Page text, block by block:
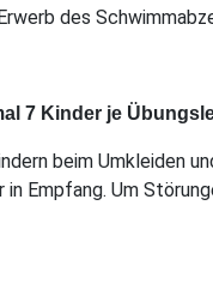
des
7 Kinder je
beim Umkleiden
in Empfang. Um